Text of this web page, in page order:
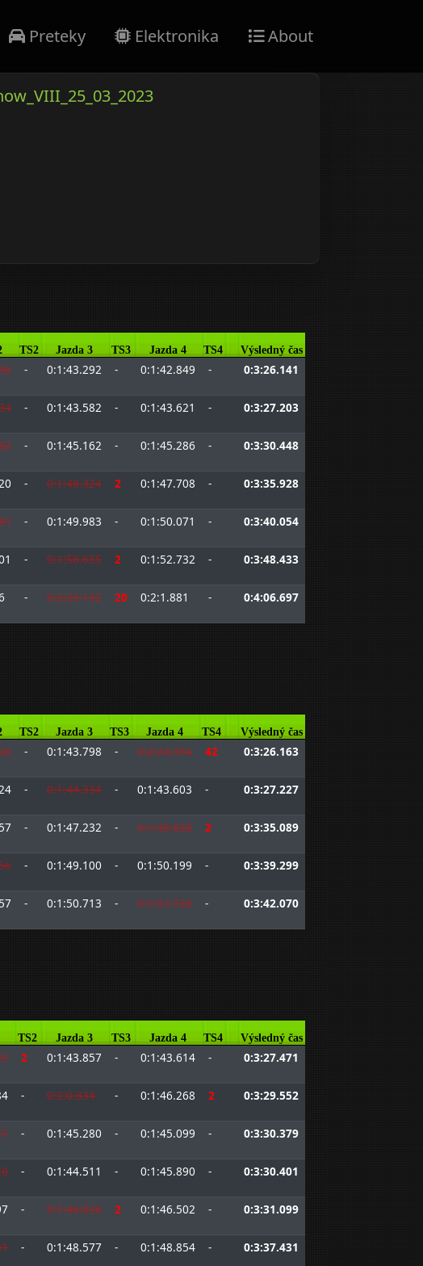
Preteky Elektronika About
TS2 Jazda 3 TS3 Jazda 4 TS4 Výsledný čas
- 0:1:43.292 - 0:1:42.849 - 0:3:26.141
- 0:1:43.582 - 0:1:43.621 - 0:3:27.203
- 0:1:45.162 - 0:1:45.286 - 0:3:30.448
- 0:1:48.324 2 0:1:47.708 - 0:3:35.928
- 0:1:49.983 - 0:1:50.071 - 0:3:40.054
- 0:1:56.655 2 0:1:52.732 - 0:3:48.433
- 0:2:23.132 20 0:2:1.881 - 0:4:06.697
TS2 Jazda 3 TS3 Jazda 4 TS4 Výsledný čas
- 0:1:43.798 - 0:2:24.354 42 0:3:26.163
- 0:1:44.334 - 0:1:43.603 - 0:3:27.227
- 0:1:47.232 - 0:1:48.828 2 0:3:35.089
- 0:1:49.100 - 0:1:50.199 - 0:3:39.299
- 0:1:50.713 - 0:1:51.726 - 0:3:42.070
TS2 Jazda 3 TS3 Jazda 4 TS4 Výsledný čas
2 0:1:43.857 - 0:1:43.614 - 0:3:27.471
- 0:2:0.834 - 0:1:46.268 2 0:3:29.552
- 0:1:45.280 - 0:1:45.099 - 0:3:30.379
- 0:1:44.511 - 0:1:45.890 - 0:3:30.401
- 0:1:46.836 2 0:1:46.502 - 0:3:31.099
- 0:1:48.577 - 0:1:48.854 - 0:3:37.431